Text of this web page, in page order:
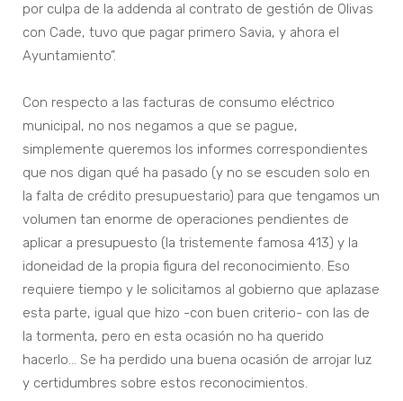
por culpa de la addenda al contrato de gestión de Olivas
con Cade, tuvo que pagar primero Savia, y ahora el
Ayuntamiento”.
Con respecto a las facturas de consumo eléctrico
municipal, no nos negamos a que se pague,
simplemente queremos los informes correspondientes
que nos digan qué ha pasado (y no se escuden solo en
la falta de crédito presupuestario) para que tengamos un
volumen tan enorme de operaciones pendientes de
aplicar a presupuesto (la tristemente famosa 413) y la
idoneidad de la propia figura del reconocimiento. Eso
requiere tiempo y le solicitamos al gobierno que aplazase
esta parte, igual que hizo -con buen criterio- con las de
la tormenta, pero en esta ocasión no ha querido
hacerlo… Se ha perdido una buena ocasión de arrojar luz
y certidumbres sobre estos reconocimientos.